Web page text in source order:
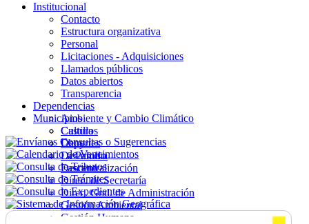
Institucional
Contacto
Estructura organizativa
Personal
Licitaciones - Adquisiciones
Llamados públicos
Datos abiertos
Transparencia
Dependencias
Ambiente y Cambio Climático
Cultura
Deportes
Desarrollo
Descentralización
Direc. de Secretaría
Direc. Gral. de Administración
Gestión Ambiental
Gestión Humana
Municipios
Castillos
Chuy
La Paloma
Lascano